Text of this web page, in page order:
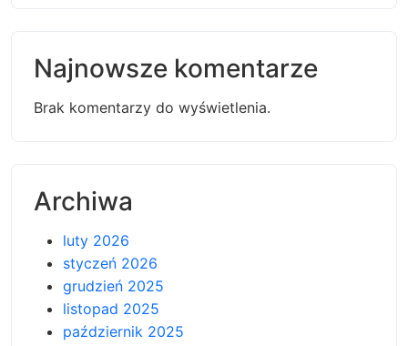
Najnowsze komentarze
Brak komentarzy do wyświetlenia.
Archiwa
luty 2026
styczeń 2026
grudzień 2025
listopad 2025
październik 2025